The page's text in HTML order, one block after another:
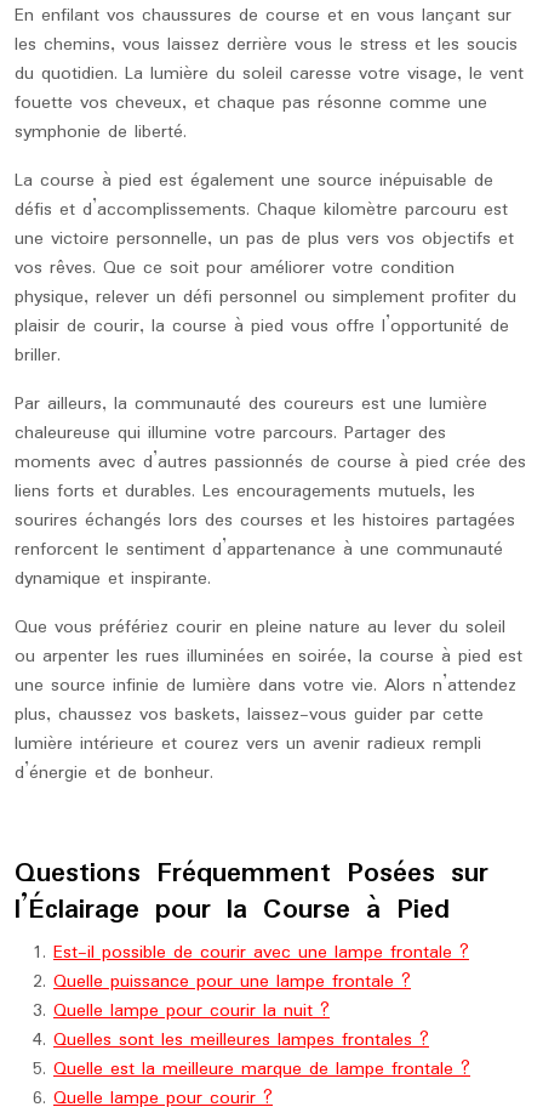
En enfilant vos chaussures de course et en vous lançant sur
les chemins, vous laissez derrière vous le stress et les soucis
du quotidien. La lumière du soleil caresse votre visage, le vent
fouette vos cheveux, et chaque pas résonne comme une
symphonie de liberté.
La course à pied est également une source inépuisable de
défis et d’accomplissements. Chaque kilomètre parcouru est
une victoire personnelle, un pas de plus vers vos objectifs et
vos rêves. Que ce soit pour améliorer votre condition
physique, relever un défi personnel ou simplement profiter du
plaisir de courir, la course à pied vous offre l’opportunité de
briller.
Par ailleurs, la communauté des coureurs est une lumière
chaleureuse qui illumine votre parcours. Partager des
moments avec d’autres passionnés de course à pied crée des
liens forts et durables. Les encouragements mutuels, les
sourires échangés lors des courses et les histoires partagées
renforcent le sentiment d’appartenance à une communauté
dynamique et inspirante.
Que vous préfériez courir en pleine nature au lever du soleil
ou arpenter les rues illuminées en soirée, la course à pied est
une source infinie de lumière dans votre vie. Alors n’attendez
plus, chaussez vos baskets, laissez-vous guider par cette
lumière intérieure et courez vers un avenir radieux rempli
d’énergie et de bonheur.
Questions Fréquemment Posées sur
l’Éclairage pour la Course à Pied
Est-il possible de courir avec une lampe frontale ?
Quelle puissance pour une lampe frontale ?
Quelle lampe pour courir la nuit ?
Quelles sont les meilleures lampes frontales ?
Quelle est la meilleure marque de lampe frontale ?
Quelle lampe pour courir ?